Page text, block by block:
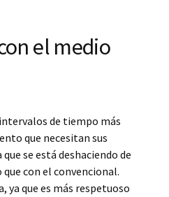
el medio
de tiempo más
que necesitan sus
se está deshaciendo de
con el convencional.
ya que es más respetuoso